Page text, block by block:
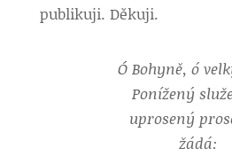
publikuji. Děkuji.
Ó Bohyně, ó
Ponížený
uprosený
žádá: